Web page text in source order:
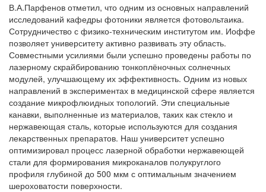
В.А.Парфенов отметил, что одним из основных направлений
исследований кафедры фотоники является фотовольтаика.
Сотрудничество с физико-техническим институтом им. Иоффе
позволяет университету активно развивать эту область.
Совместными усилиями были успешно проведены работы по
лазерному скрайбированию тонкоплёночных солнечных
модулей, улучшающему их эффективность. Одним из новых
направлений в экспериментах в медицинской сфере является
создание микрофлюидных топологий. Эти специальные
канавки, выполненные из материалов, таких как стекло и
нержавеющая сталь, которые используются для создания
лекарственных препаратов. Наш университет успешно
оптимизировал процесс лазерной обработки нержавеющей
стали для формирования микроканалов полукруглого
профиля глубиной до 500 мкм с оптимальным значением
шероховатости поверхности.